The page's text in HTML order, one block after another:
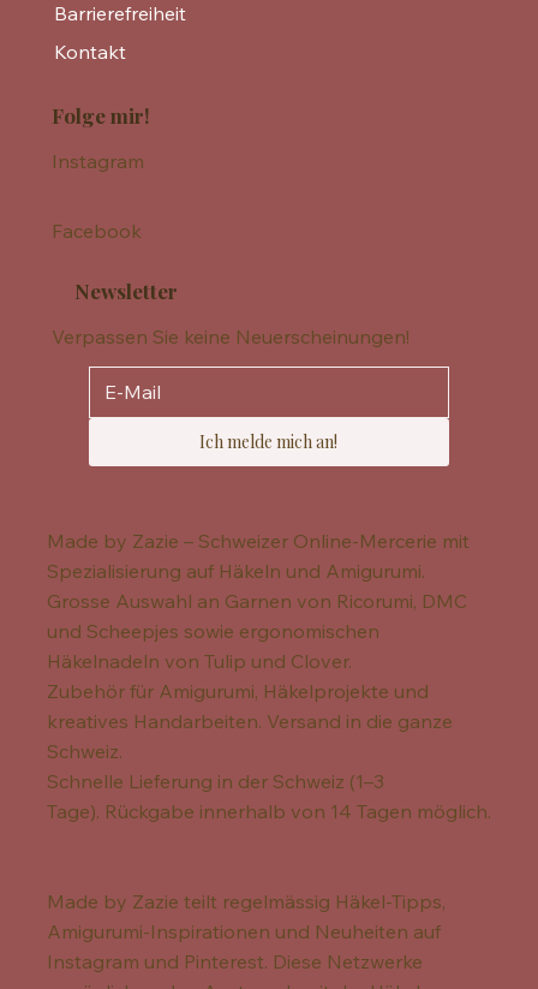
Barrierefreiheit
Kontakt
Folge mir!
Instagram
Facebook
Newsletter
Verpassen Sie keine Neuerscheinungen!
Ich melde mich an!
Made by Zazie – Schweizer Online-Mercerie mit
Spezialisierung auf Häkeln und Amigurumi.
Grosse Auswahl an Garnen von Ricorumi, DMC
und Scheepjes sowie ergonomischen
Häkelnadeln von Tulip und Clover.
Zubehör für Amigurumi, Häkelprojekte und
kreatives Handarbeiten. Versand in die ganze
Schweiz.
Schnelle Lieferung in der Schweiz (1–3
Tage). Rückgabe innerhalb von 14 Tagen möglich.
Made by Zazie teilt regelmässig Häkel-Tipps,
Amigurumi-Inspirationen und Neuheiten auf
Instagram und Pinterest. Diese Netzwerke